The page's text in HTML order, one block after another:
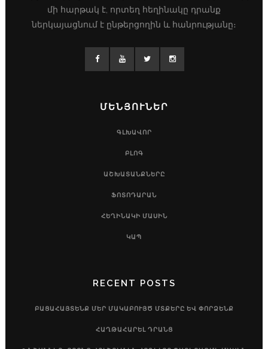
մի հարթակ է, որտեղ հեղինակը դրանք
ներկայացնում է ընթերցողին և հանրությանը։
ՄԵՆՅՈՒՆԵՐ
ԳԼԽԱՎՈՐ
ԲԼՈԳ
ԱՇԽԱՏԱՆՔՆԵՐԸ
ՖՈՏՈԴԱՐԱՆ
ՀԵՂԻՆԱԿԻ ՄԱՍԻՆ
ԿԱՊ
RECENT POSTS
ԲԱՑԱՀԱՅՏԵՆՔ ՄԵՐ ՄԱԿԱԲՈՒՅԾ ՄՏՔԵՐԸ ԵՎ ՓՈՐՁԵՆՔ
ՀԱՂԹԱՀԱՐԵԼ ԴՐԱՆՑ